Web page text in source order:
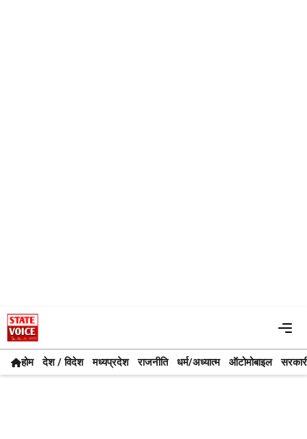
Skip
to
content
होम देश / विदेश मध्यप्रदेश राजनीति धर्म/अध्यात्म ऑटोमोबाइल